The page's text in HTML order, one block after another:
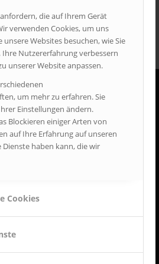
die auf Ihrem Gerät
verwenden Cookies, um uns
Websites besuchen, wie Sie
Nutzererfahrung verbessern
unserer Website anpassen.
um mehr zu erfahren. Sie
Einstellungen ändern.
Blockieren einiger Arten von
auf Ihre Erfahrung auf unseren
haben kann, die wir
Cookies
e.V.